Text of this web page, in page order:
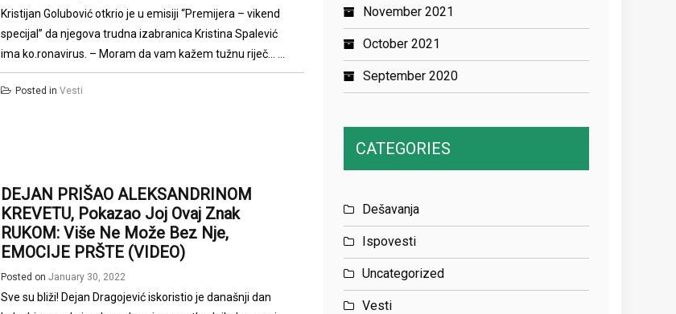
Kristijan Golubović otkrio je u emisiji “Premijera – vikend
specijal” da njegova trudna izabranica Kristina Spalević
ima ko.ronavirus. – Moram da vam kažem tužnu riječ… ...
Posted inVesti
DEJAN PRIŠAO ALEKSANDRINOM
KREVETU, Pokazao Joj Ovaj Znak
RUKOM: Više Ne Može Bez Nje,
EMOCIJE PRŠTE (VIDEO)
Posted onJanuary 30, 2022
Sve su bliži! Dejan Dragojević iskoristio je današnji dan
November 2021
October 2021
September 2020
CATEGORIES
Dešavanja
Ispovesti
Uncategorized
Vesti